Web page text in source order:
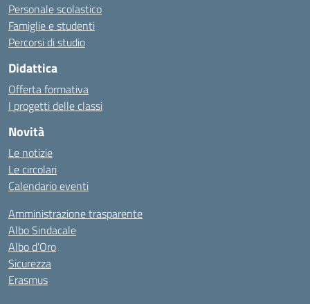
Personale scolastico
Famiglie e studenti
Percorsi di studio
Didattica
Offerta formativa
I progetti delle classi
Novità
Le notizie
Le circolari
Calendario eventi
Amministrazione trasparente
Albo Sindacale
Albo d’Oro
Sicurezza
Erasmus